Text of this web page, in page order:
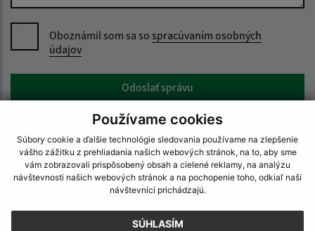
Používame cookies
Súbory cookie a ďalšie technológie sledovania používame na zlepšenie
vášho zážitku z prehliadania našich webových stránok, na to, aby sme
vám zobrazovali prispôsobený obsah a cielené reklamy, na analýzu
návštevnosti našich webových stránok a na pochopenie toho, odkiaľ naši
návštevníci prichádzajú.
SÚHLASÍM
Oboznámil som sa so spracúvaním osobných
údajov
Google reCaptcha ResponseOdoslať správu
Úradné hodiny:
Deň
Čas
7:30 – 12:00